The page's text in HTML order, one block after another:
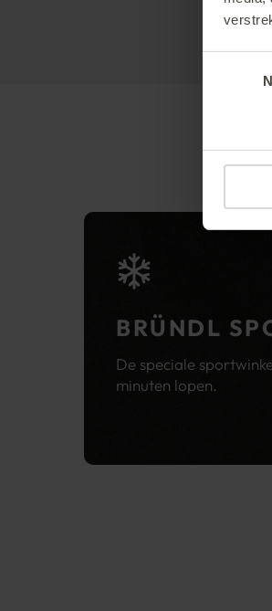
BRÜNDL
De speciale
minuten lopen.